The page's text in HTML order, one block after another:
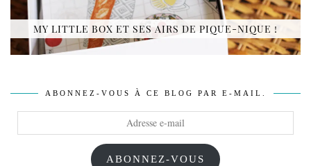
MY LITTLE BOX ET SES AIRS DE PIQUE-NIQUE !
ABONNEZ-VOUS À CE BLOG PAR E-MAIL.
ABONNEZ-VOUS